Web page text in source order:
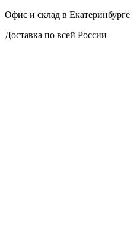
Офис и склад в Екатеринбурге
Доставка по всей России